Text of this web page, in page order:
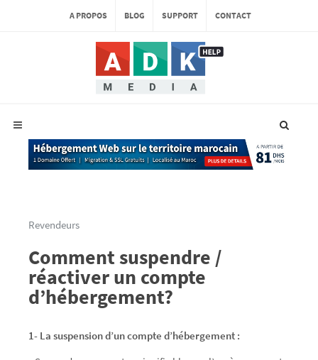
A PROPOS BLOG SUPPORT CONTACT
Revendeurs
Comment suspendre /
réactiver un compte
d’hébergement?
1- La suspension d’un compte d’hébergement :